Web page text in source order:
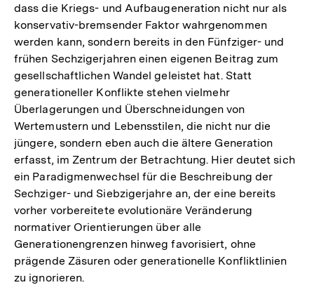
dass die Kriegs- und Aufbaugeneration nicht nur als
konservativ-bremsender Faktor wahrgenommen
werden kann, sondern bereits in den Fünfziger- und
frühen Sechzigerjahren einen eigenen Beitrag zum
gesellschaftlichen Wandel geleistet hat. Statt
generationeller Konflikte stehen vielmehr
Überlagerungen und Überschneidungen von
Wertemustern und Lebensstilen, die nicht nur die
jüngere, sondern eben auch die ältere Generation
erfasst, im Zentrum der Betrachtung. Hier deutet sich
ein Paradigmenwechsel für die Beschreibung der
Sechziger- und Siebzigerjahre an, der eine bereits
vorher vorbereitete evolutionäre Veränderung
normativer Orientierungen über alle
Generationengrenzen hinweg favorisiert, ohne
prägende Zäsuren oder generationelle Konfliktlinien
zu ignorieren.